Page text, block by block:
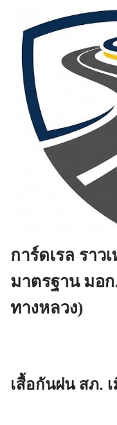
Skip
content
การ์ดเรล ราว
มาตรฐาน มอก
ทางหลวง)
เสื้อกันฝน สภ.